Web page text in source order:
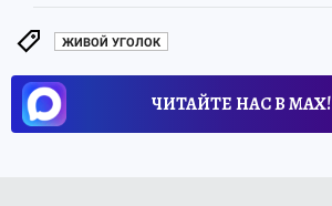
ЖИВОЙ УГОЛОК
ЧИТАЙТЕ НАС В МАХ!